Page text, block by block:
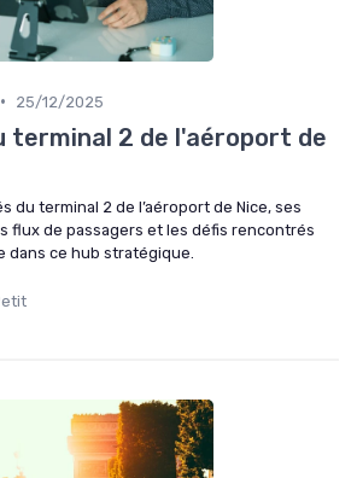
• 25/12/2025
terminal 2 de l'aéroport de
du terminal 2 de l’aéroport de Nice, ses
flux de passagers et les défis rencontrés
dans ce hub stratégique.